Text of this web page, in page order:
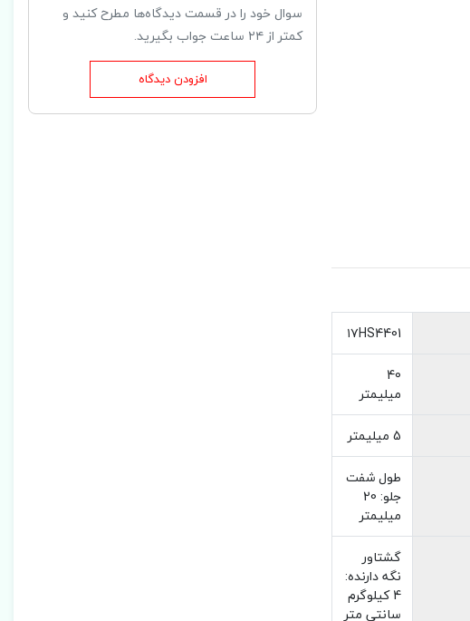
۱۷HS4401
40
میلیمتر
5 میلیمتر
طول شفت
جلو: 20
میلیمتر
گشتاور
نگه دارنده:
4 کیلوگرم
سانتی متر
سوال خود را در قسمت دیدگاه‌ها مطرح کنید و
کمتر از ۲۴ ساعت جواب بگیرید.
افزودن دیدگاه